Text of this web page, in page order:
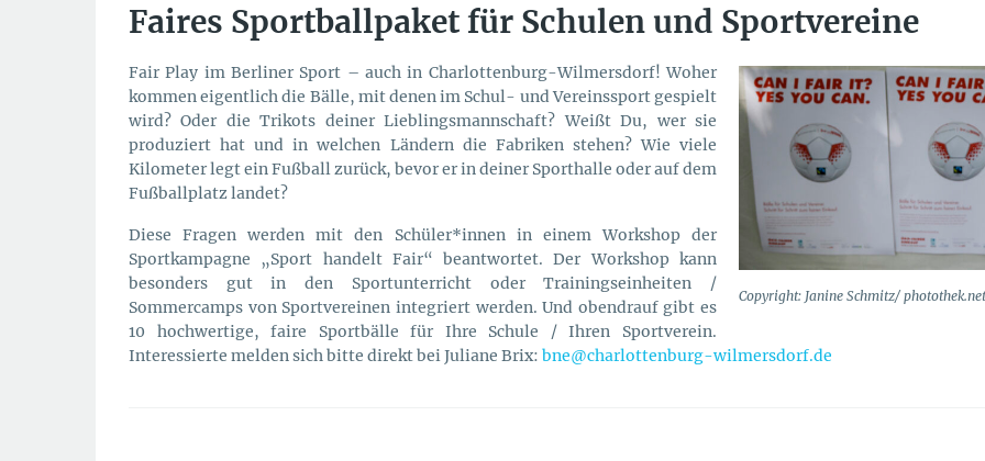
Faires Sportballpaket für Schulen und Sportvereine
Copyright: Janine Schmitz/ photothek.net
Fair Play im Berliner Sport – auch in Charlottenburg-Wilmersdorf! Woher
kommen eigentlich die Bälle, mit denen im Schul- und Vereinssport gespielt
wird? Oder die Trikots deiner Lieblingsmannschaft? Weißt Du, wer sie
produziert hat und in welchen Ländern die Fabriken stehen? Wie viele
Kilometer legt ein Fußball zurück, bevor er in deiner Sporthalle oder auf dem
Fußballplatz landet?
Diese Fragen werden mit den Schüler*innen in einem Workshop der
Sportkampagne „Sport handelt Fair“ beantwortet. Der Workshop kann
besonders gut in den Sportunterricht oder Trainingseinheiten /
Sommercamps von Sportvereinen integriert werden. Und obendrauf gibt es
10 hochwertige, faire Sportbälle für Ihre Schule / Ihren Sportverein.
Interessierte melden sich bitte direkt bei Juliane Brix: bne@charlottenburg-wilmersdorf.de